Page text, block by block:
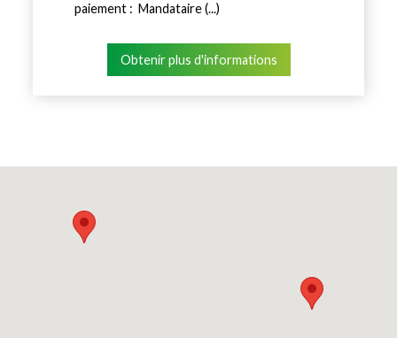
paiement : Mandataire (...)
Obtenir plus d'informations